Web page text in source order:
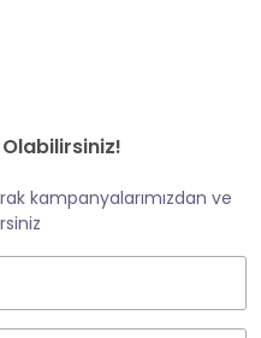
kampanyalarımızdan ve